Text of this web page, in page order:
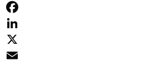
Facebook
LinkedIn
X